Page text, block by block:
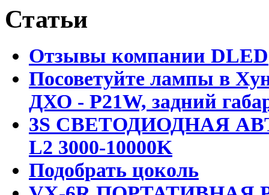
Статьи
Отзывы компании DLED
Посоветуйте лампы в
ДХО - P21W, задний
3S СВЕТОДИОДНАЯ
L2 3000-10000K
Подобрать цоколь